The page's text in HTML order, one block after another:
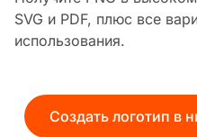
SVG и PDF, плюс все
использования.
Создать логотип в